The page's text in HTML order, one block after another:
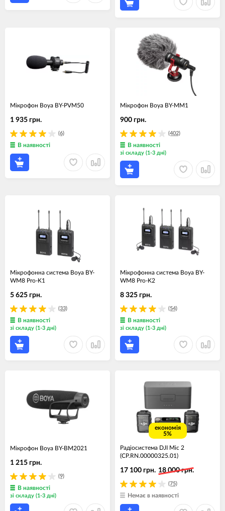
Мікрофон Boya BY-PVM50
(6)
1 935 грн.
В наявності
Мікрофон Boya BY-MM1
(402)
900 грн.
В наявності
зі складу (1-3 дні)
Мікрофонна система Boya BY-
WM8 Pro-K1
(33)
5 625 грн.
В наявності
зі складу (1-3 дні)
Мікрофонна система Boya BY-
WM8 Pro-K2
(54)
8 325 грн.
В наявності
зі складу (1-3 дні)
Мікрофон Boya BY-BM2021
(9)
1 215 грн.
В наявності
зі складу (1-3 дні)
економія
5%
Радіосистема DJI Mic 2
(CP.RN.00000325.01)
(75)
17 100 грн. 18 000 грн.
Немає в наявності